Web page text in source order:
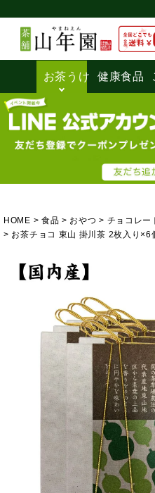
お茶うけ 健康食品
HOME 食品 おやつ チョコレー
お茶チョコ 東山 掛川茶 2枚入り×6